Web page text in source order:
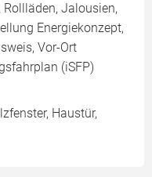
Rollläden, Jalousien,
Energiekonzept,
Vor-Ort
(iSFP)
Haustür,